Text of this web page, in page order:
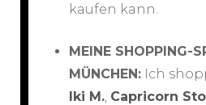
kaufen kann.
MEINE SHOPPING-
MÜNCHEN: Ich
Iki M. Capricorn